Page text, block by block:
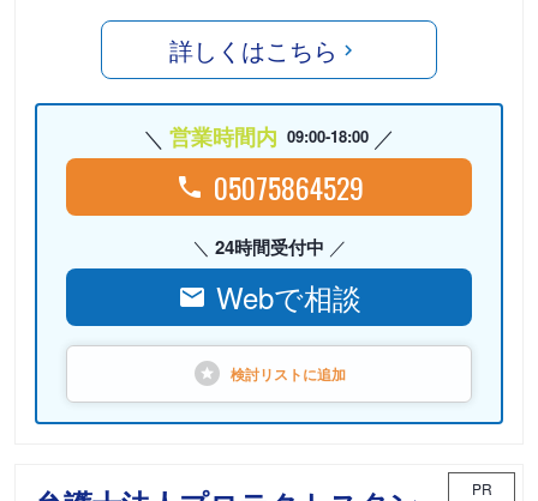
詳しくはこちら
営業時間内 09:00-18:00
05075864529
24時間受付中
Webで相談
検討リストに追加
PR